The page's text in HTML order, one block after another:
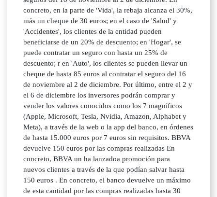
concreto, en la parte de 'Vida', la rebaja alcanza el 30%,
más un cheque de 30 euros; en el caso de 'Salud' y
'Accidentes', los clientes de la entidad pueden
beneficiarse de un 20% de descuento; en 'Hogar', se
puede contratar un seguro con hasta un 25% de
descuento; r en 'Auto', los clientes se pueden llevar un
cheque de hasta 85 euros al contratar el seguro del 16
de noviembre al 2 de diciembre. Por último, entre el 2 y
el 6 de diciembre los inversores podrán comprar y
vender los valores conocidos como los 7 magníficos
(Apple, Microsoft, Tesla, Nvidia, Amazon, Alphabet y
Meta), a través de la web o la app del banco, en órdenes
de hasta 15.000 euros por 7 euros sin requisitos. BBVA
devuelve 150 euros por las compras realizadas En
concreto, BBVA un ha lanzadoa promoción para
nuevos clientes a través de la que podían salvar hasta
150 euros . En concreto, el banco devuelve un máximo
de esta cantidad por las compras realizadas hasta 30